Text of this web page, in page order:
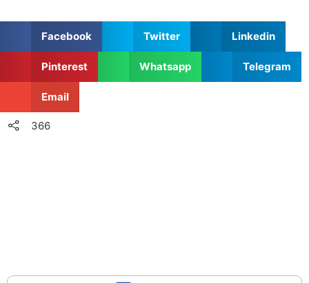
Facebook Twitter Linkedin
Pinterest Whatsapp Telegram
Email
366